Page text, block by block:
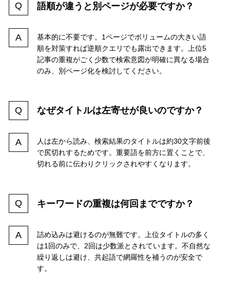
語順が違うと別ページが必要ですか？
基本的に不要です。1ページでボリュームの大きい語
順を対策すれば逆順クエリでも露出できます。上位5
記事の重複がごく少数で検索意図が明確に異なる場合
のみ、別ページ化を検討してください。
なぜタイトルは左寄せが良いのですか？
人は左から読み、検索結果のタイトルは約30文字前後
で尻切れするためです。重要語を前方に置くことで、
切れる前に伝わりクリックされやすくなります。
キーワードの重複は何回までですか？
詰め込みは避けるのが無難です。上位タイトルの多く
は1回のみで、2回は少数派とされています。不自然な
繰り返しは避け、共起語で網羅性を補うのが安全で
す。